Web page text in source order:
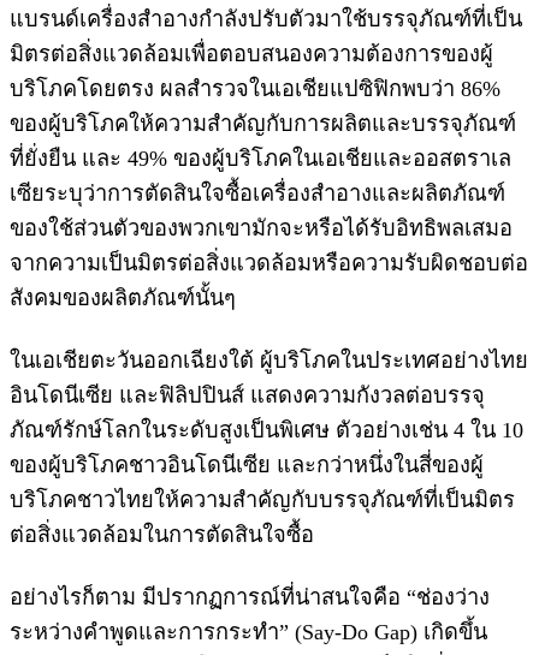
แบรนด์เครื่องสำอางกำลังปรับตัวมาใช้บรรจุภัณฑ์ที่เป็น
มิตรต่อสิ่งแวดล้อมเพื่อตอบสนองความต้องการของผู้
บริโภคโดยตรง ผลสำรวจในเอเชียแปซิฟิกพบว่า 86%
ของผู้บริโภคให้ความสำคัญกับการผลิตและบรรจุภัณฑ์
ที่ยั่งยืน และ 49% ของผู้บริโภคในเอเชียและออสตราเล
เซียระบุว่าการตัดสินใจซื้อเครื่องสำอางและผลิตภัณฑ์
ของใช้ส่วนตัวของพวกเขามักจะหรือได้รับอิทธิพลเสมอ
จากความเป็นมิตรต่อสิ่งแวดล้อมหรือความรับผิดชอบต่อ
สังคมของผลิตภัณฑ์นั้นๆ
ในเอเชียตะวันออกเฉียงใต้ ผู้บริโภคในประเทศอย่างไทย
อินโดนีเซีย และฟิลิปปินส์ แสดงความกังวลต่อบรรจุ
ภัณฑ์รักษ์โลกในระดับสูงเป็นพิเศษ ตัวอย่างเช่น 4 ใน 10
ของผู้บริโภคชาวอินโดนีเซีย และกว่าหนึ่งในสี่ของผู้
บริโภคชาวไทยให้ความสำคัญกับบรรจุภัณฑ์ที่เป็นมิตร
ต่อสิ่งแวดล้อมในการตัดสินใจซื้อ
อย่างไรก็ตาม มีปรากฏการณ์ที่น่าสนใจคือ “ช่องว่าง
ระหว่างคำพูดและการกระทำ” (Say-Do Gap) เกิดขึ้น